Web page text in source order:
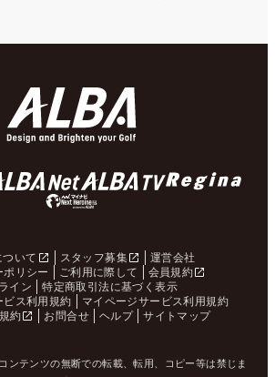
いて スタッフ募集
運営会社
ポリシー
ご利用に際して
会員規約
イン
特定商取引法に基づく表示
ビス利用規約
マイページサービス利用規約
約
お問合せ ヘルプ サイトマップ
ンテンツの無断での転載、転用、コピー等は禁じま